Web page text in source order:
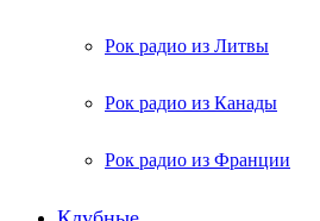
Рок радио из Литвы
Рок радио из Канады
Рок радио из Франции